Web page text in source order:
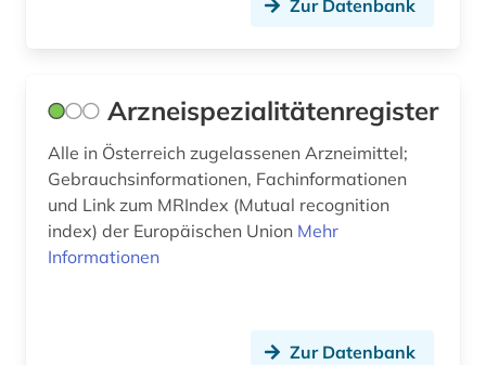
nukleinsäuren (1)
nukleotidsequenz (1)
oecd (1)
online-publikation (3)
Zur Datenbank
Arzneispezialitätenregister
Alle in Österreich zugelassenen Arzneimittel;
Gebrauchsinformationen, Fachinformationen
und Link zum MRIndex (Mutual recognition
index) der Europäischen Union Mehr
Informationen
Zur Datenbank